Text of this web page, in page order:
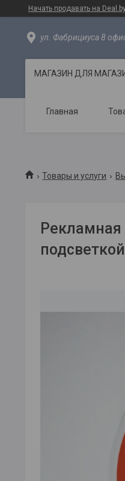
Начать продавать на
ул. Фабрициуса 8
МАГАЗИН ДЛЯ
Главная
Товары и услуги
Рекламная